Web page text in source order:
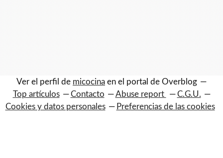
Ver el perfil de micocina en el portal de Overblog
Top artículos
Contacto Abuse report
C.G.U.
Cookies y datos personales
Preferencias de las cookies